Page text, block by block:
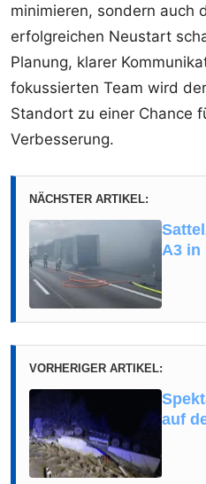
minimieren, sondern auch
erfolgreichen Neustart
Planung, klarer
fokussierten Team wird
Standort zu einer Chance
Verbesserung.
NÄCHSTER ARTIKEL:
A3 in
VORHERIGER ARTIKEL:
auf